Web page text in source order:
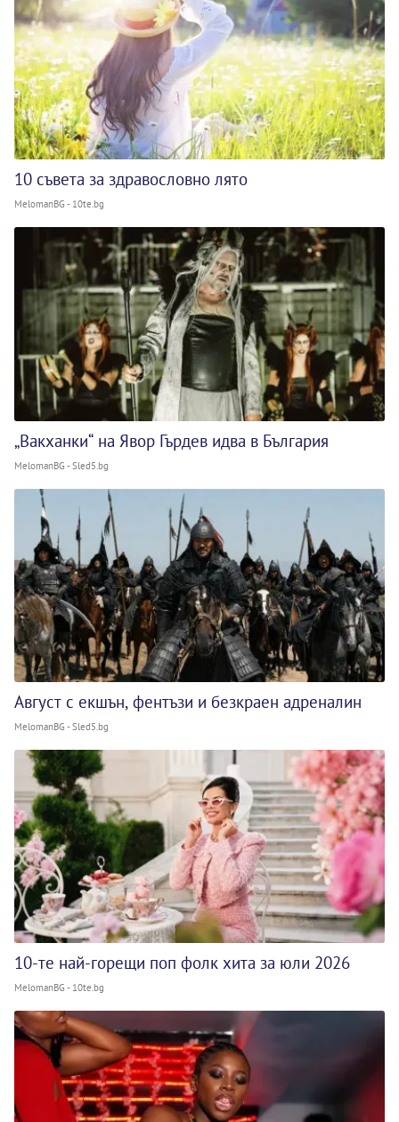
10 съвета за здравословно лято
MelomanBG - 10te.bg
„Вакханки“ на Явор Гърдев идва в България
MelomanBG - Sled5.bg
Август с екшън, фентъзи и безкраен адреналин
MelomanBG - Sled5.bg
10-те най-горещи поп фолк хита за юли 2026
MelomanBG - 10te.bg